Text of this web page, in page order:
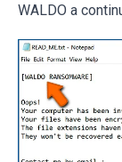
WALDO a